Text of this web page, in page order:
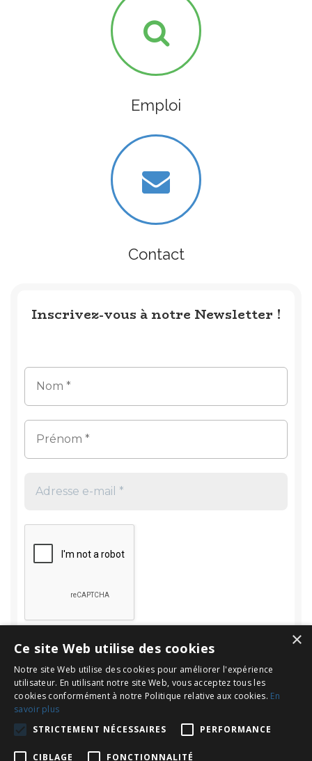
Emploi
Contact
Inscrivez-vous à notre Newsletter !
Rechercher
Rechercher :
×
Ce site Web utilise des cookies
Notre site Web utilise des cookies pour améliorer l'expérience
utilisateur. En utilisant notre site Web, vous acceptez tous les
cookies conformément à notre Politique relative aux cookies. En
savoir plus
STRICTEMENT NÉCESSAIRES
PERFORMANCE
CIBLAGE FONCTIONNALITÉ